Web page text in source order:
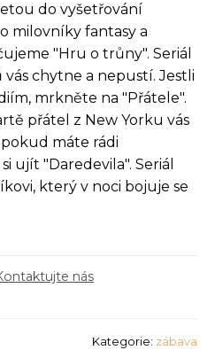
do vyšetřování
milovníky fantasy a
"Hru o trůny". Seriál
chytne a nepustí. Jestli
mrkněte na "Přátele".
přátel z New Yorku vás
máte rádi
ujít "Daredevila". Seriál
který v noci bojuje se
nás
Kategorie: zábava